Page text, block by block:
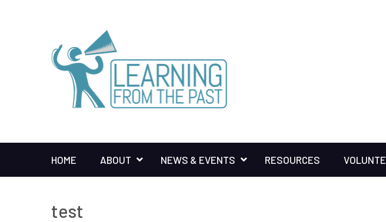
HOME ABOUT NEWS & EVENTS RESOURCES
test